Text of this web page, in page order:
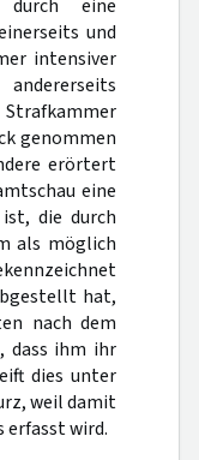
durch eine
und
intensiver
genommen
erörtert
eine
die durch
als möglich
hat,
nach dem
dass ihm ihr
dies unter
weil damit
erfasst wird.